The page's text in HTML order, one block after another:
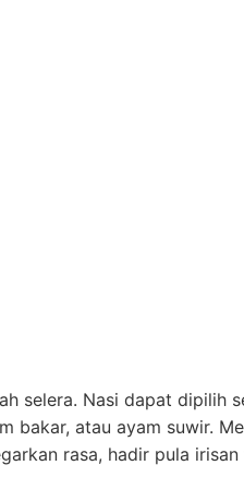
selera. Nasi dapat dipilih
bakar, atau ayam suwir.
rasa, hadir pula